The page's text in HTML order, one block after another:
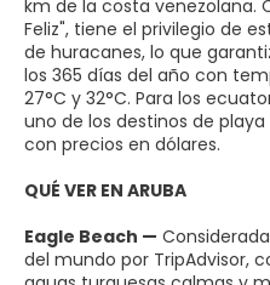
km de la costa venezolana.
Feliz", tiene el privilegio de
de huracanes, lo que
los 365 días del año con
27°C y 32°C. Para los
uno de los destinos de
con precios en dólares.
QUÉ VER EN ARUBA
Eagle Beach —
del mundo por TripAdvisor,